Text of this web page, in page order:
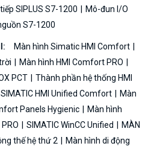
SIPLUS S7-1200
Mô-đun I/O
S7-1200
Màn hình Simatic HMI Comfort
Màn hình HMI Comfort PRO
PCT
Thành phần hệ thống HMI
HMI Unified Comfort
Màn
Panels Hygienic
Màn hình
SIMATIC WinCC Unified
MÀN
thế hệ thứ 2
Màn hình di động